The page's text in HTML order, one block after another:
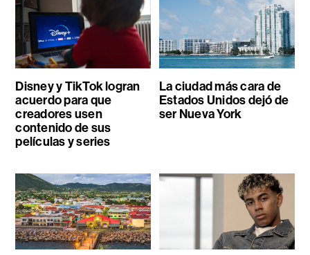
Disney y TikTok logran
acuerdo para que
creadores usen
contenido de sus
películas y series
La ciudad más cara de
Estados Unidos dejó de
ser Nueva York